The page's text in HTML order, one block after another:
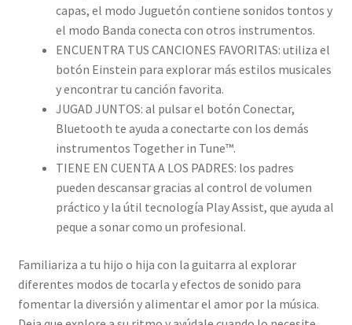
capas, el modo Juguetón contiene sonidos tontos y
el modo Banda conecta con otros instrumentos.
ENCUENTRA TUS CANCIONES FAVORITAS: utiliza el
botón Einstein para explorar más estilos musicales
y encontrar tu canción favorita.
JUGAD JUNTOS: al pulsar el botón Conectar,
Bluetooth te ayuda a conectarte con los demás
instrumentos Together in Tune™.
TIENE EN CUENTA A LOS PADRES: los padres
pueden descansar gracias al control de volumen
práctico y la útil tecnología Play Assist, que ayuda al
peque a sonar como un profesional.
Familiariza a tu hijo o hija con la guitarra al explorar
diferentes modos de tocarla y efectos de sonido para
fomentar la diversión y alimentar el amor por la música.